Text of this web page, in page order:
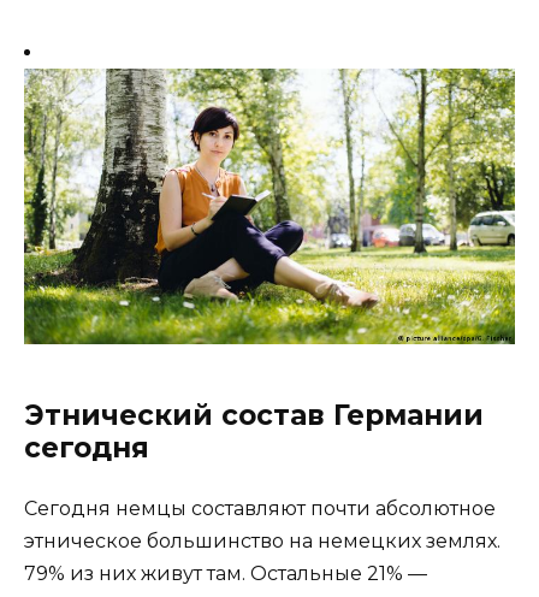
Этнический состав Германии
сегодня
Сегодня немцы составляют почти абсолютное
этническое большинство на немецких землях.
79% из них живут там. Остальные 21% —